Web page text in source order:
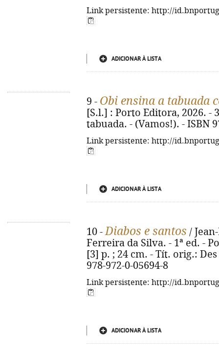
Link persistente: http://
ADICIONAR À LISTA
9 - Obi ensina a tabuada
[S.l.] : Porto Editora, 2026. -
tabuada. - (Vamos!). - ISBN
Link persistente: http://
ADICIONAR À LISTA
10 -Diabos e santos /
Ferreira da Silva. - 1ª ed. -
[3] p. ; 24 cm. - Tít. orig.:
978-972-0-05694-8
Link persistente: http://
ADICIONAR À LISTA